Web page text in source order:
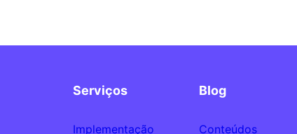
Serviços
Implementação
Blog
Conteúdos